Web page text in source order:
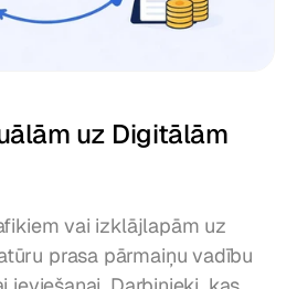
uz Digitālām
vai izklājlapām uz
prasa pārmaiņu vadību